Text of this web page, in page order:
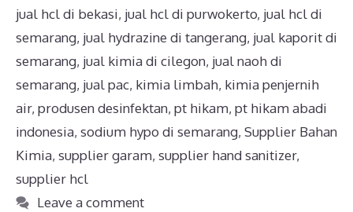
jual hcl di bekasi, jual hcl di purwokerto, jual hcl di
semarang, jual hydrazine di tangerang, jual kaporit di
semarang, jual kimia di cilegon, jual naoh di
semarang, jual pac, kimia limbah, kimia penjernih
air, produsen desinfektan, pt hikam, pt hikam abadi
indonesia, sodium hypo di semarang, Supplier Bahan
Kimia, supplier garam, supplier hand sanitizer,
supplier hcl
Leave a comment